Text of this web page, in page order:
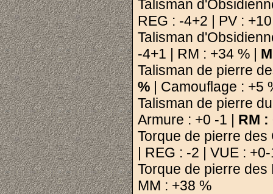
Talisman
REG : -4+2 | PV :
Talisman
-4+1 | RM : +34 % |
Talisman de pierre
% | Camouflage : +5
Talisman de pierre
Armure : +0 -1 | RM :
Torque de pierre
| REG : -2 | VUE :
Torque de pierre
MM : +38 %